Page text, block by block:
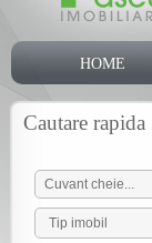
HOME
ADAUGA
Cautare rapida